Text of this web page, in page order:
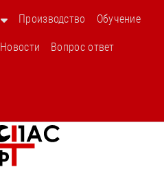
Производство Обучение
Новости Вопрос ответ